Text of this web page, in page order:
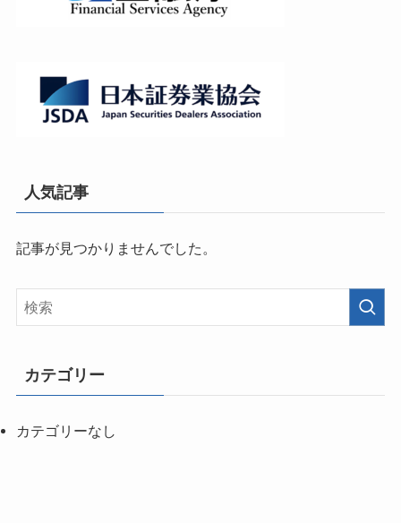
人気記事
記事が見つかりませんでした。
カテゴリー
カテゴリーなし